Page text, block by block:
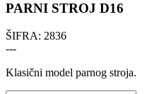
PARNI STROJ D16
ŠIFRA: 2836
---
Klasični model parnog stroja.